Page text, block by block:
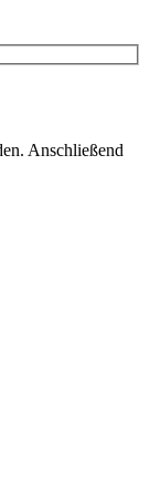
Anschließend